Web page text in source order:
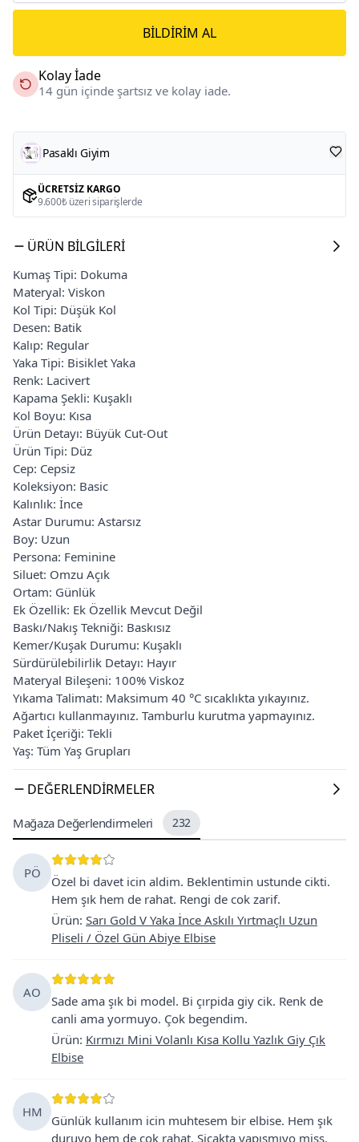
BILDIRIM AL
Kolay İade
14 gün içinde şartsız ve kolay iade.
Pasaklı Giyim
ÜCRETSIZ KARGO
9.600₺ üzeri siparişlerde
ÜRÜN BILGILERI
Kumaş Tipi: Dokuma
Materyal: Viskon
Kol Tipi: Düşük Kol
Desen: Batik
Kalıp: Regular
Yaka Tipi: Bisiklet Yaka
Renk: Lacivert
Kapama Şekli: Kuşaklı
Kol Boyu: Kısa
Ürün Detayı: Büyük Cut-Out
Ürün Tipi: Düz
Cep: Cepsiz
Koleksiyon: Basic
Kalınlık: İnce
Astar Durumu: Astarsız
Boy: Uzun
Persona: Feminine
Siluet: Omzu Açık
Ortam: Günlük
Ek Özellik: Ek Özellik Mevcut Değil
Baskı/Nakış Tekniği: Baskısız
Kemer/Kuşak Durumu: Kuşaklı
Sürdürülebilirlik Detayı: Hayır
Materyal Bileşeni: 100% Viskoz
Yıkama Talimatı: Maksimum 40 °C sıcaklıkta yıkayınız.
Ağartıcı kullanmayınız. Tamburlu kurutma yapmayınız.
Paket İçeriği: Tekli
Yaş: Tüm Yaş Grupları
DEĞERLENDIRMELER
Mağaza Değerlendirmeleri 232
PÖ
Özel bi davet icin aldim. Beklentimin ustunde cikti.
Hem şık hem de rahat. Rengi de cok zarif.
Ürün: Sarı Gold V Yaka İnce Askılı Yırtmaçlı Uzun
Pliseli / Özel Gün Abiye Elbise
AO
Sade ama şık bi model. Bi çırpida giy cik. Renk de
canli ama yormuyo. Çok begendim.
Ürün: Kırmızı Mini Volanlı Kısa Kollu Yazlık Giy Çık
Elbise
HM
Günlük kullanım icin muhtesem bir elbise. Hem şık
duruyo hem de cok rahat. Sicakta yapışmıyo miss.